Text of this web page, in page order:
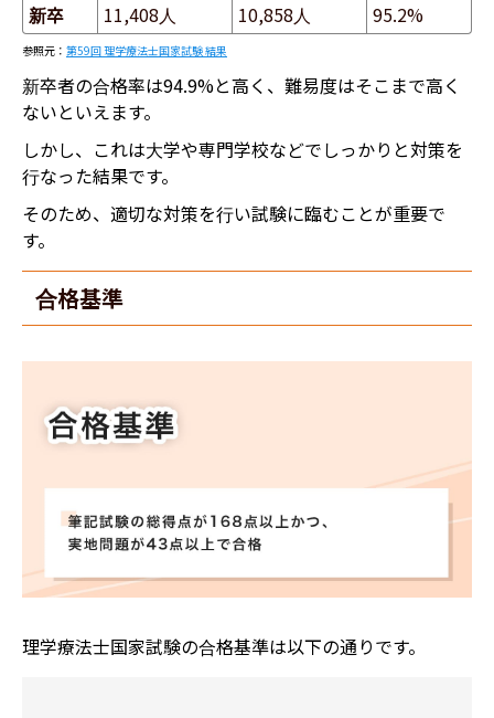
新卒
11,408人 10,858人 95.2%
参照元： 第59回 理学療法士国家試験 結果
新卒者の合格率は94.9%と高く、難易度はそこまで高く
ないといえます。
しかし、これは大学や専門学校などでしっかりと対策を
行なった結果です。
そのため、適切な対策を行い試験に臨むことが重要で
す。
合格基準
理学療法士国家試験の合格基準は以下の通りです。